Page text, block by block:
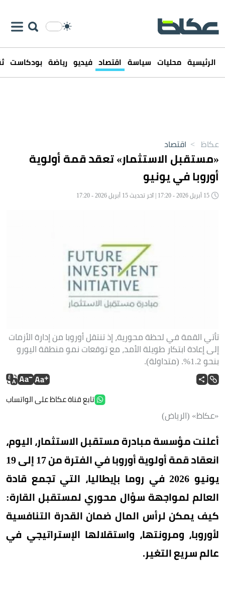
الرئيسية محليات سياسة اقتصاد فيديو رياضة بودكاست
عكاظ > اقتصاد
«مستقبل الاستثمار» تعقد قمة أولوية
أوروبا في يونيو
تأتي القمة في لحظة محورية، إذ تنتقل أوروبا من إدارة الأزمات
إلى إعادة ابتكار طويلة الأمد، مع توقعات نمو منطقة اليورو
بنحو 1.2%. (متداولة).
تابع قناة عكاظ على الواتساب
«عكاظ» (الرياض)
أعلنت مؤسسة مبادرة مستقبل الاستثمار، اليوم،
انعقاد قمة أولوية أوروبا في الفترة من 17 إلى 19
يونيو 2026 في روما بإيطاليا، التي تجمع قادة
العالم لمواجهة سؤال محوري لمستقبل القارة:
كيف يمكن لرأس المال ضمان القدرة التنافسية
لأوروبا، ومرونتها، واستقلالها الإستراتيجي في
عالم سريع التغير.